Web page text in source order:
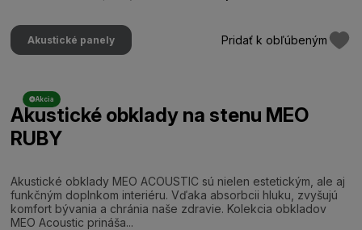
Akustické panely Pridať k obľúbeným
Akcia
Akustické obklady na stenu MEO
RUBY
Akustické obklady MEO ACOUSTIC sú nielen estetickým, ale aj
funkčným doplnkom interiéru. Vďaka absorbcii hluku, zvyšujú
komfort bývania a chránia naše zdravie. Kolekcia obkladov
MEO Acoustic prináša...